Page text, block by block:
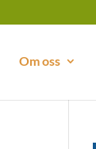
Om oss